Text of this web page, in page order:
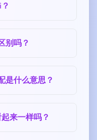
别吗？
是什么意思？
来一样吗？